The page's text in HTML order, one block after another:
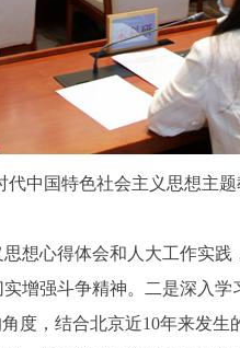
国特色社会主义思想主
心得体会和人大工作实践
增强斗争精神。二是深入
度，结合北京近10年来发